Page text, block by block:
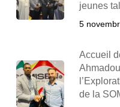
jeunes
5
Accueil
de la